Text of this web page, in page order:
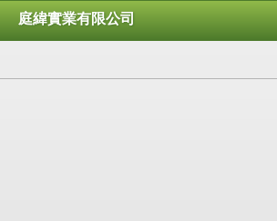
庭緯實業有限公司